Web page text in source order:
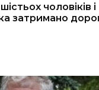
чоловіків і
затримано